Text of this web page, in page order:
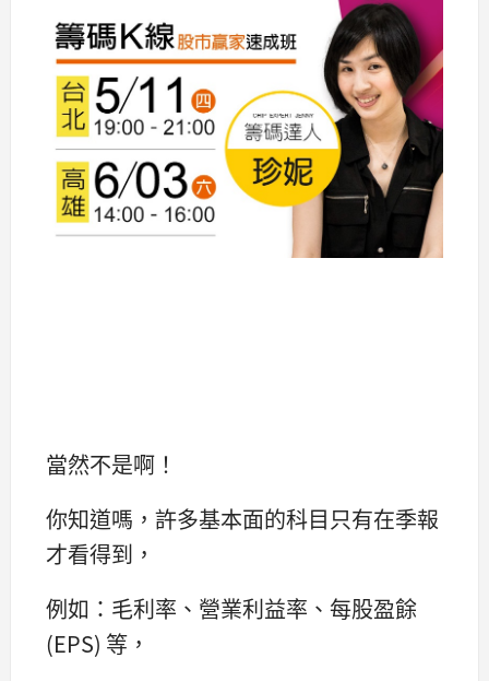
當然不是啊！
你知道嗎，許多基本面的科目只有在季報
才看得到，
例如：毛利率、營業利益率、每股盈餘
(EPS) 等，